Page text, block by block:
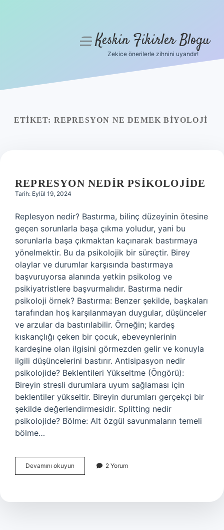
Yasal Uyarı
menüyüKeskin Fikirler Blogu
Zekice önerilerle zihnini uyandır!
ETIKET: REPRESYON NE DEMEK BIYOLOJI
REPRESYON NEDIR PSIKOLOJIDE
Tarih: Eylül 19, 2024
Replesyon nedir? Bastırma, bilinç düzeyinin ötesine
geçen sorunlarla başa çıkma yoludur, yani bu
sorunlarla başa çıkmaktan kaçınarak bastırmaya
yönelmektir. Bu da psikolojik bir süreçtir. Birey
olaylar ve durumlar karşısında bastırmaya
başvuruyorsa alanında yetkin psikolog ve
psikiyatristlere başvurmalıdır. Bastırma nedir
psikoloji örnek? Bastırma: Benzer şekilde, başkaları
tarafından hoş karşılanmayan duygular, düşünceler
ve arzular da bastırılabilir. Örneğin; kardeş
kıskançlığı çeken bir çocuk, ebeveynlerinin
kardeşine olan ilgisini görmezden gelir ve konuyla
ilgili düşüncelerini bastırır. Antisipasyon nedir
psikolojide? Beklentileri Yükseltme (Öngörü):
Bireyin stresli durumlara uyum sağlaması için
beklentiler yükseltir. Bireyin durumları gerçekçi bir
şekilde değerlendirmesidir. Splitting nedir
psikolojide? Bölme: Alt özgül savunmaların temeli
bölme…
Devamını okuyun Represyon
Nedir
2 Yorum